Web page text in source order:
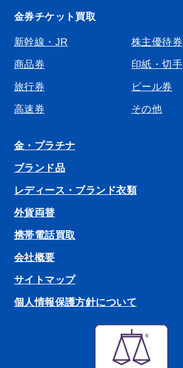
金券チケット買取
新幹線・JR
株主優待券
商品券
印紙・切手
旅行券
ビール券
高速券
その他
金・プラチナ
ブランド品
レディース・ブランド衣類
外貨両替
携帯電話買取
会社概要
サイトマップ
個人情報保護方針について